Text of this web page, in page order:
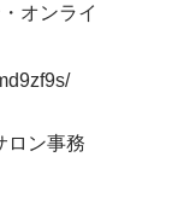
オンライ
ロン事務